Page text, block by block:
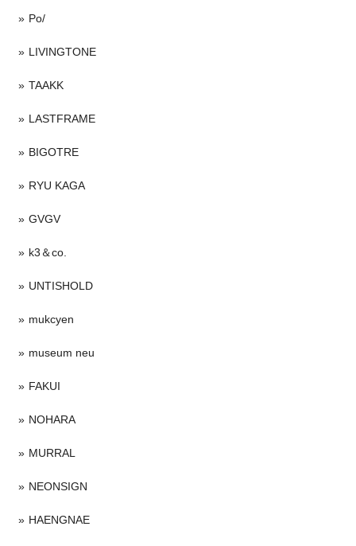
Po/
LIVINGTONE
TAAKK
LASTFRAME
BIGOTRE
RYU KAGA
GVGV
k3＆co.
UNTISHOLD
mukcyen
museum neu
FAKUI
NOHARA
MURRAL
NEONSIGN
HAENGNAE